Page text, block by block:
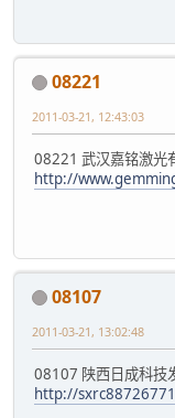
08221
2011-03-21, 12:43:03
08221 武汉嘉铭激光
http://
08107
2011-03-21, 13:02:48
08107 陕西日成科技
http://